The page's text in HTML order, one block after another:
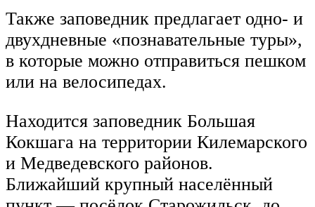
Также заповедник предлагает одно- и
двухдневные «познавательные туры»,
в которые можно отправиться пешком
или на велосипедах.
Находится заповедник Большая
Кокшага на территории Килемарского
и Медведевского районов.
Ближайший крупный населённый